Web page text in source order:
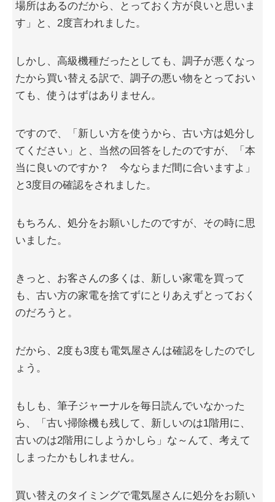
場所はあるのだから、とっておく方が良いと思いま
す」と、2度言われました。
しかし、高級機種だったとしても、調子が悪くなっ
たから買い替える訳で、調子の悪い物をとっておい
ても、使うはずはありません。
ですので、「新しい方を使うから、古い方は処分し
てください」と、当然の回答をしたのですが、「本
当に良いのですか？ 今ならまだ間に合いますよ」
と3度目の確認をされました。
もちろん、処分をお願いしたのですが、その時に思
いました。
きっと、お客さんの多くは、新しい家電を買って
も、古い方の家電を捨てずにとりあえずとっておく
のだろうと。
だから、2度も3度も電気屋さんは確認をしたのでし
ょう。
もしも、筆子ジャーナルを毎日読んでいなかった
ら、「古い掃除機も残して、新しいのは1階用に、
古いのは2階用にしようかしら」な～んて、考えて
しまったかもしれません。
買い替えのタイミングで電気屋さんに処分をお願い